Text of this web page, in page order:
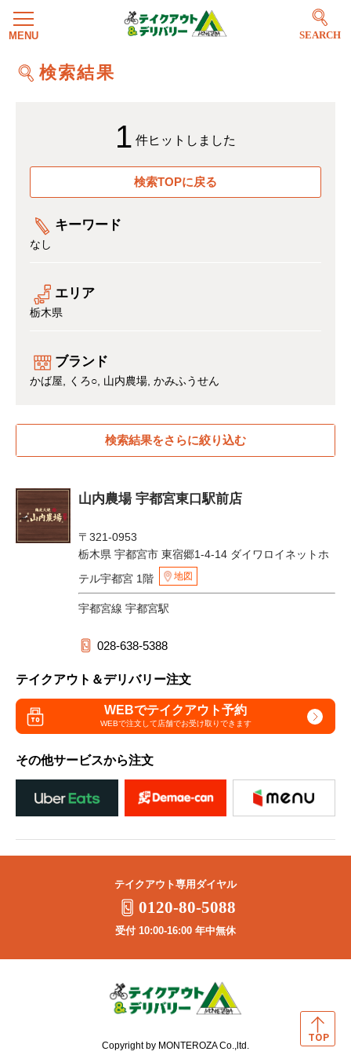
SEARCH
検索結果
1 件ヒットしました
検索TOPに戻る
キーワード
なし
エリア
栃木県
ブランド
かば屋 くろ○ 山内農場 かみふうせん
検索結果をさらに絞り込む
山内農場 宇都宮東口駅前店
〒321-0953
栃木県 宇都宮市 東宿郷1-4-14 ダイワロイネットホ
テル宇都宮 1階
地図
宇都宮線 宇都宮駅
028-638-5388
テイクアウト＆デリバリー注文
WEBでテイクアウト予約
WEBで注文して店舗でお受け取りできます
その他サービスから注文
テイクアウト専用ダイヤル
0120-80-5088
受付 10:00-16:00 年中無休
Copyright by MONTEROZA Co.,ltd.